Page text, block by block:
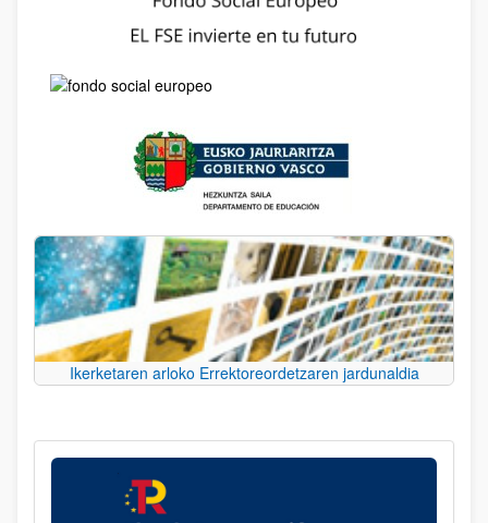
Ikerketaren arloko Errektoreordetzaren jardunaldia